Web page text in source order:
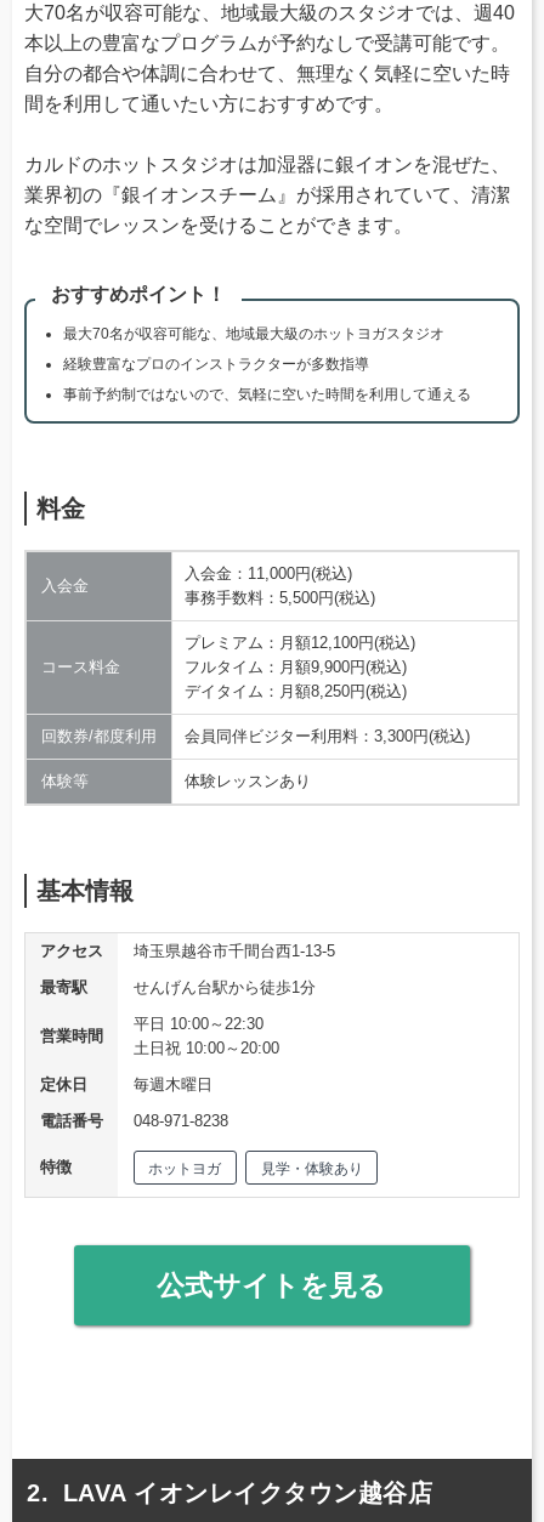
大70名が収容可能な、地域最大級のスタジオでは、週40
本以上の豊富なプログラムが予約なしで受講可能です。
自分の都合や体調に合わせて、無理なく気軽に空いた時
間を利用して通いたい方におすすめです。
カルドのホットスタジオは加湿器に銀イオンを混ぜた、
業界初の『銀イオンスチーム』が採用されていて、清潔
な空間でレッスンを受けることができます。
おすすめポイント！
最大70名が収容可能な、地域最大級のホットヨガスタジオ
経験豊富なプロのインストラクターが多数指導
事前予約制ではないので、気軽に空いた時間を利用して通える
料金
入会金
入会金：11,000円(税込)
事務手数料：5,500円(税込)
コース料金
プレミアム：月額12,100円(税込)
フルタイム：月額9,900円(税込)
デイタイム：月額8,250円(税込)
回数券/都度利用 会員同伴ビジター利用料：3,300円(税込)
体験等 体験レッスンあり
基本情報
アクセス
埼玉県越谷市千間台西1-13-5
最寄駅
せんげん台駅から徒歩1分
営業時間
平日 10:00～22:30
土日祝 10:00～20:00
定休日
毎週木曜日
電話番号
048-971-8238
特徴 ホットヨガ 見学・体験あり
公式サイトを見る
LAVA イオンレイクタウン越谷店